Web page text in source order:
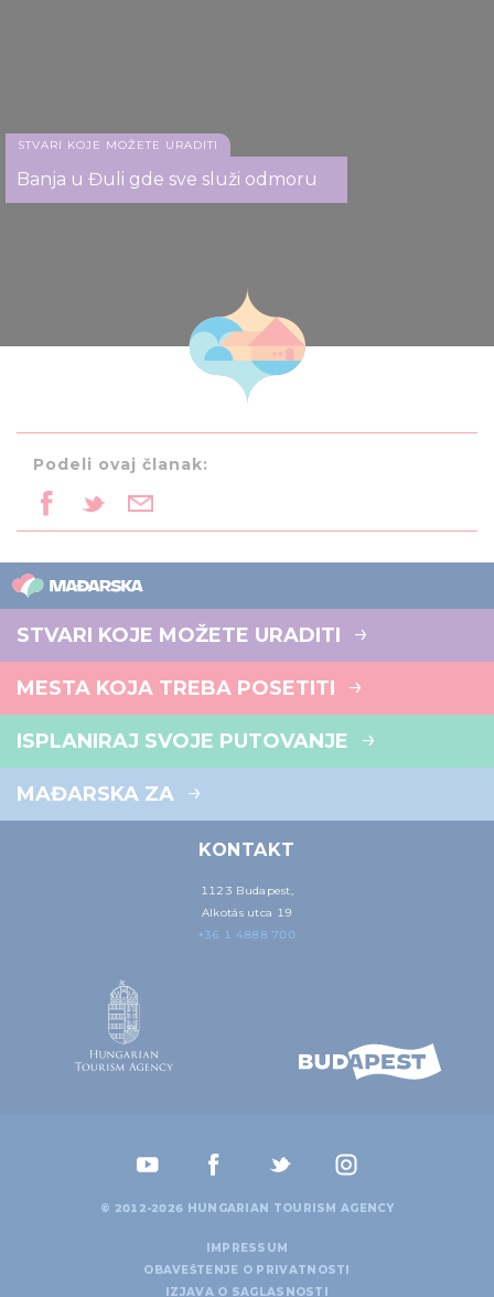
STVARI KOJE MOŽETE URADITI
Banja u Đuli gde sve služi odmoru
Podeli ovaj članak:
STVARI KOJE MOŽETE URADITI
MESTA KOJA TREBA POSETITI
ISPLANIRAJ SVOJE PUTOVANJE
MAĐARSKA ZA
KONTAKT
1123 Budapest,
Alkotás utca 19
+36 1 4888 700
© 2012-2026 HUNGARIAN TOURISM AGENCY
IMPRESSUM
OBAVEŠTENJE O PRIVATNOSTI
IZJAVA O SAGLASNOSTI